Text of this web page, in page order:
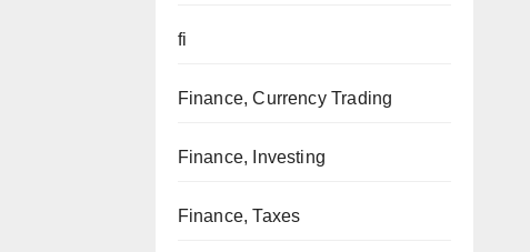
fi
Finance, Currency Trading
Finance, Investing
Finance, Taxes